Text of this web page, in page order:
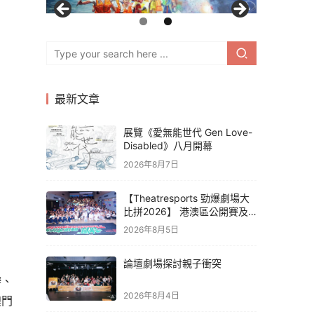
最新文章
展覽《愛無能世代 Gen Love-
Disabled》八月開幕
2026年8月7日
【Theatresports 勁爆劇場大
比拼2026】 港澳區公開賽及
亞洲聯賽賽果
2026年8月5日
論壇劇場探討親子衝突
2026年8月4日